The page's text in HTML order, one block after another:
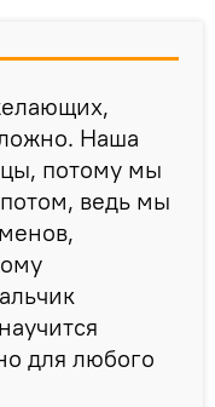
Наша
потому мы
ведь мы
для любого